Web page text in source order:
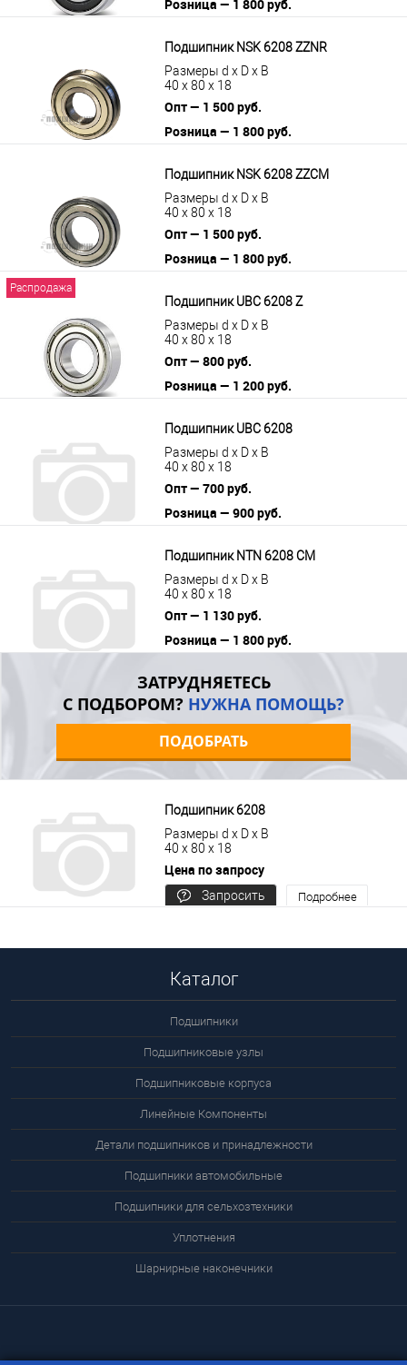
Розница — 1 800 руб.
Подшипник NSK 6208 ZZNR
Размеры d x D x B
40 x 80 x 18
Опт — 1 500 руб.
Розница — 1 800 руб.
Подшипник NSK 6208 ZZCM
Размеры d x D x B
40 x 80 x 18
Опт — 1 500 руб.
Розница — 1 800 руб.
Распродажа
Подшипник UBC 6208 Z
Размеры d x D x B
40 x 80 x 18
Опт — 800 руб.
Розница — 1 200 руб.
Подшипник UBC 6208
Размеры d x D x B
40 x 80 x 18
Опт — 700 руб.
Розница — 900 руб.
Подшипник NTN 6208 CM
Размеры d x D x B
40 x 80 x 18
Опт — 1 130 руб.
Розница — 1 800 руб.
ЗАТРУДНЯЕТЕСЬ
С ПОДБОРОМ? НУЖНА ПОМОЩЬ?
ПОДОБРАТЬ
Подшипник 6208
Размеры d x D x B
40 x 80 x 18
Цена по запросу
Запросить
Подробнее
Каталог
Подшипники
Подшипниковые узлы
Подшипниковые корпуса
Линейные Компоненты
Детали подшипников и принадлежности
Подшипники автомобильные
Подшипники для сельхозтехники
Уплотнения
Шарнирные наконечники